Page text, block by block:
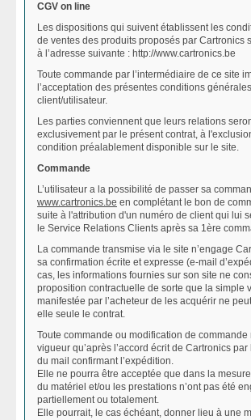
CGV on line
Les dispositions qui suivent établissent les
de ventes des produits proposés par Cartronics
à l’adresse suivante : http://www.cartronics.be
Toute commande par l’intermédiaire de ce site
l’acceptation des présentes conditions
client/utilisateur.
Les parties conviennent que leurs relations
exclusivement par le présent contrat, à
condition préalablement disponible sur le site.
Commande
L’utilisateur a la possibilité de passer sa
www.cartronics.be en complétant le bon de
suite à l'attribution d'un numéro de client qui lui
le Service Relations Clients après sa 1ère
La commande transmise via le site n’engage
sa confirmation écrite et expresse (e-mail
cas, les informations fournies sur son site ne
proposition contractuelle de sorte que la simple
manifestée par l’acheteur de les acquérir ne
elle seule le contrat.
Toute commande ou modification de commande
vigueur qu’après l’accord écrit de Cartronics par
du mail confirmant l’expédition.
Elle ne pourra être acceptée que dans la
du matériel et/ou les prestations n’ont pas été
partiellement ou totalement.
Elle pourrait, le cas échéant, donner lieu à une